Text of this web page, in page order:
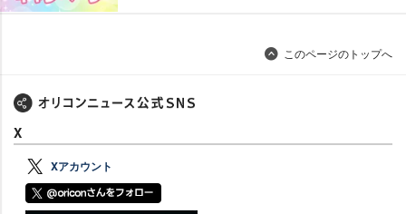
このページのトップへ
X
Xアカウント